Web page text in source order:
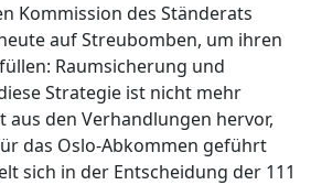
Kommission des Ständerats
auf Streubomben, um ihren
Raumsicherung und
Strategie ist nicht mehr
aus den Verhandlungen hervor,
das Oslo-Abkommen geführt
sich in der Entscheidung der 111